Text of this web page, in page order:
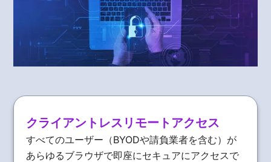
クライアントレスリモートアクセス
すべてのユーザー（BYODや請負業者を含む）が
あらゆるブラウザで即座にセキュアにアクセスで